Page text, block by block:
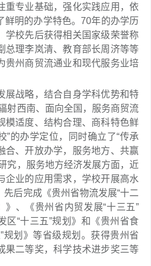
重专业基础，强化实践应用，依
鲜明的办学特色。70年的办学历
学校先后获得相关国家级荣誉称
总理李岚清、教育部长周济等等
贵州商贸流通业和现代服务业培
展战略，结合自身学科优势和特
射西南、面向全国，服务商贸流
模适度、结构合理、商科特色鲜
”的办学定位，同时确立了“传承
合、开放办学，服务地方、共赢
究，服务地方经济发展方面，近
企业的应用需求，学校开展高水
后完成《贵州省物流发展“十二
》、《贵州省内贸发展“十三五”
区“十三五”规划》和《贵州省食
规划》等省级规划。获得贵州省
果二等奖，科学技术进步奖三等